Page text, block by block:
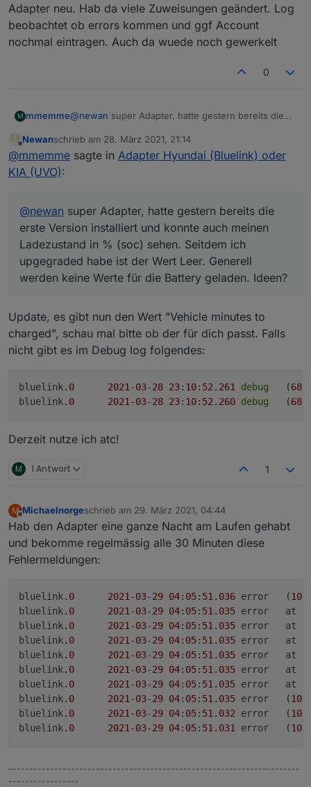
werden keine Werte für die Battery geladen. Ideen?
Adapter neu. Hab da viele Zuweisungen geändert. Log
beobachtet ob errors kommen und ggf Account
nochmal eintragen. Auch da wuede noch gewerkelt
0
M mmemme@newan super Adapter, hatte gestern bereits die
Ladezustand in % (soc) sehen. Seitdem ich
upgegraded habe ist der Wert Leer. Generell
Newanschrieb am 28. März 2021, 21:14
zuletzt editiert von
@mmemme sagte in Adapter Hyundai (Bluelink) oder
KIA (UVO):
@newan super Adapter, hatte gestern bereits die
erste Version installiert und konnte auch meinen
Ladezustand in % (soc) sehen. Seitdem ich
upgegraded habe ist der Wert Leer. Generell
werden keine Werte für die Battery geladen. Ideen?
Update, es gibt nun den Wert "Vehicle minutes to
charged", schau mal bitte ob der für dich passt. Falls
nicht gibt es im Debug log folgendes:
bluelink.0 2021 -03-28 23: 10: 52.261 debug
	(
bluelink.0 2021 -03-28 23: 10: 52.260 debug
	(
Derzeit nutze ich atc!
M 1 Antwort 1
M
Offline
Michaelnorgeschrieb am 29. März 2021, 04:44
zuletzt editiert von
Hab den Adapter eine ganze Nacht am Laufen gehabt
und bekomme regelmässig alle 30 Minuten diese
Fehlermeldungen:
bluelink.0 2021 -03-29 04: 05: 51.036
	error	(
bluelink.0 2021 -03-29 04: 05: 51.035
error
bluelink.0 2021 -03-29 04: 05: 51.035
error	at
bluelink.0 2021 -03-29 04: 05: 51.035
	error	at
bluelink.0 2021 -03-29 04: 05: 51.035
	error	at
bluelink.0 2021 -03-29 04: 05: 51.035
error	at
bluelink.0 2021 -03-29 04: 05: 51.035
	error	at
bluelink.0 2021 -03-29 04: 05: 51.035
	error	(
bluelink.0 2021 -03-29 04: 05: 51.032
	error	(
bluelink.0 2021 -03-29 04: 05: 51.031
	error	(
–---------------------------------------------------------------------
-----------------